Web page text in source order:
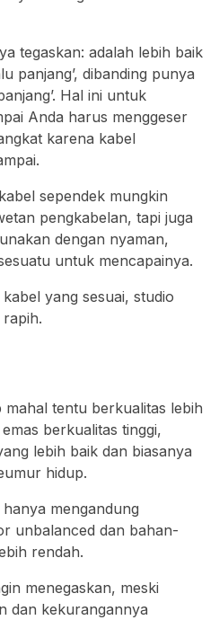
tegaskan: adalah lebih baik
panjang’, dibanding punya
Hal ini untuk
Anda harus menggeser
karena kabel
sependek mungkin
pengkabelan, tapi juga
dengan nyaman,
untuk mencapainya.
yang sesuai, studio
tentu berkualitas lebih
berkualitas tinggi,
lebih baik dan biasanya
hidup.
mengandung
unbalanced dan bahan-
rendah.
menegaskan, meski
dan kekurangannya